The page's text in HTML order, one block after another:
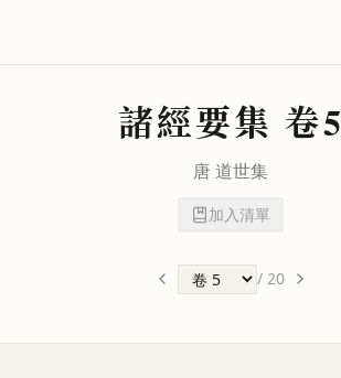
諸經要集 卷5
唐道世集
加入清單
/ 20